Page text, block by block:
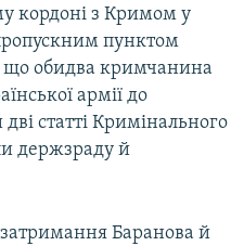
кордоні з Кримом у
пунктом
що обидва кримчанина
армії до
статті Кримінального
держзраду й
затримання Баранова й